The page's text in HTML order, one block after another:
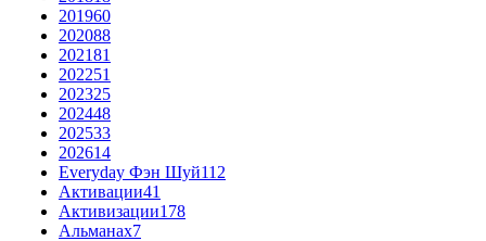
201960
202088
202181
202251
202325
202448
202533
202614
Everyday Фэн Шуй112
Активации41
Активизации178
Альманах7